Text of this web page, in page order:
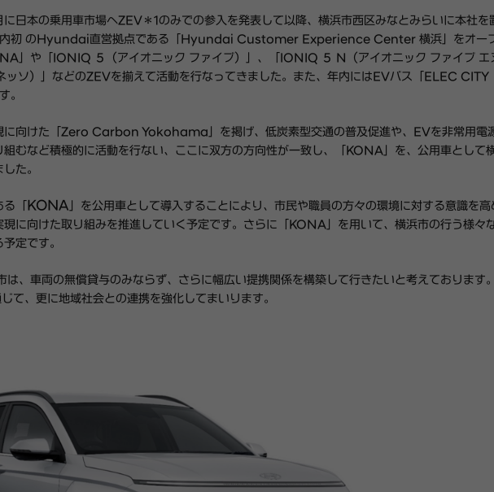
に日本の乗用車市場へZEV ＊ 1 のみでの参入を発表して以降、横浜市西区みなとみらいに本社を
初 の Hyundai直営拠点である「 Hyundai Customer Experience Center 横浜」をオー
」や IONIQ ５（アイオニック ファイブ）」 、「 IONIQ ５ N
（アイオニック ファイブ エ
ッソ）」などのZEVを揃えて活動を行なってきました。また、年内には EVバス「
ELEC CITY
。
向けた「 Zero Carbon Yokohama 」を掲げ、低炭素型交通の普及促進や、 EVを非常用電
むなど積極的に活動を行ない、ここに双方の方向性が一致し、「
KONA 」を、公用車として
た。
る KONA
を公用車として導入することにより、市民や職員の方々の環境に対する意識を高
に向けた取り組みを推進していく予定です。さらに KONA 」を用いて、横浜市の行う様々
定です。
は、車両の無償貸与のみならず、さらに幅広い提携関係を構築 して行きたいと考えております
て、更に地域社会との連携を強化してまいります。